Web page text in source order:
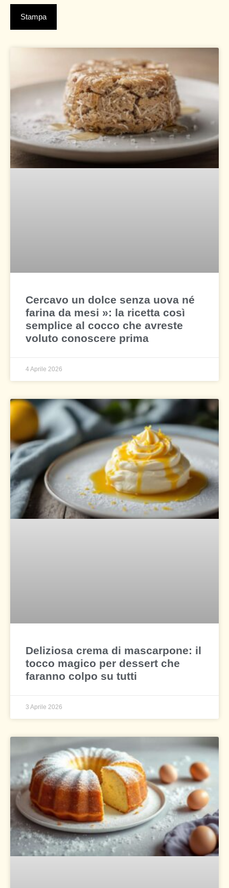
Cercavo un dolce senza uova né
farina da mesi »: la ricetta così
semplice al cocco che avreste
voluto conoscere prima
4 Aprile 2026
Deliziosa crema di mascarpone: il
tocco magico per dessert che
faranno colpo su tutti
3 Aprile 2026
Stampa